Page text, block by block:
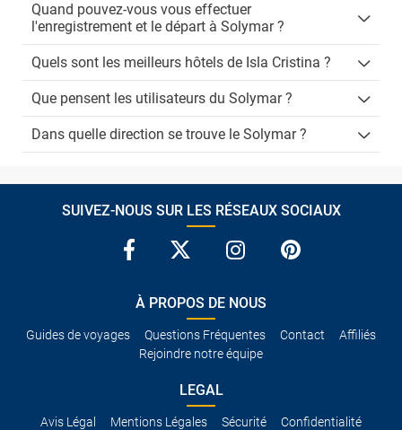
Quand pouvez-vous vous effectuer
l'enregistrement et le départ à Solymar ?
Quels sont les meilleurs hôtels de Isla Cristina ?
Que pensent les utilisateurs du Solymar ?
Dans quelle direction se trouve le Solymar ?
SUIVEZ-NOUS SUR LES RÉSEAUX SOCIAUX
À PROPOS DE NOUS
Guides de voyages Questions Fréquentes Contact
Affiliés
Rejoindre notre équipe
LEGAL
Avis Légal Mentions Légales Sécurité Confidentialité